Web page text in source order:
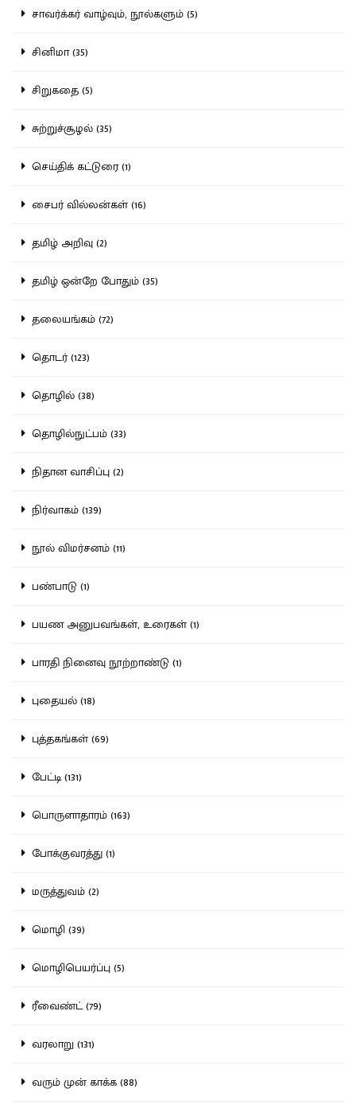
சாவர்க்கர் வாழ்வும், நூல்களும் (5)
சினிமா (35)
சிறுகதை (5)
சுற்றுச்சூழல் (35)
செய்திக் கட்டுரை (1)
சைபர் வில்லன்கள் (16)
தமிழ் அறிவு (2)
தமிழ் ஒன்றே போதும் (35)
தலையங்கம் (72)
தொடர் (123)
தொழில் (38)
தொழில்நுட்பம் (33)
நிதான வாசிப்பு (2)
நிர்வாகம் (139)
நூல் விமர்சனம் (11)
பண்பாடு (1)
பயண அனுபவங்கள், உரைகள் (1)
பாரதி நினைவு நூற்றாண்டு (1)
புதையல் (18)
புத்தகங்கள் (69)
பேட்டி (131)
பொருளாதாரம் (163)
போக்குவரத்து (1)
மருத்துவம் (2)
மொழி (39)
மொழிபெயர்ப்பு (5)
ரீவைண்ட் (79)
வரலாறு (131)
வரும் முன் காக்க (88)